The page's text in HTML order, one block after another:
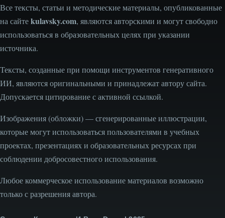
Все тексты, статьи и методические материалы, опубликованные
на сайтеkulavsky.com, являются авторскими и могут свободно
использоваться в образовательных целях при указании
источника.
Тексты, созданные при помощи инструментов генеративного
ИИ, являются оригинальными и принадлежат автору сайта.
Допускается цитирование с активной ссылкой.
Изображения (обложки) — сгенерированные иллюстрации,
которые могут использоваться пользователями в учебных
проектах, презентациях и образовательных ресурсах при
соблюдении добросовестного использования.
Любое коммерческое использование материалов возможно
только с разрешения автора.